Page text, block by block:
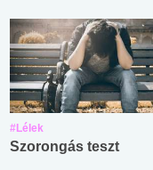
#Lélek
Szorongás teszt